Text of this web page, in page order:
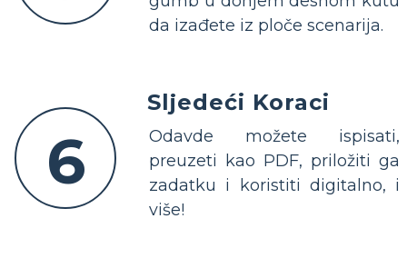
da izađete iz ploče scenarija.
6
Sljedeći Koraci
Odavde možete ispisati,
preuzeti kao PDF, priložiti ga
zadatku i koristiti digitalno, i
više!